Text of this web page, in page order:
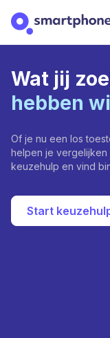
Wat jij
hebben
Of je nu een los
helpen je
keuzehulp en vind
Start